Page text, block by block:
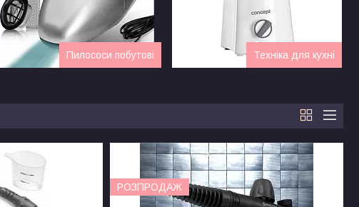
Пилососи побутові Техніка для кухні
РОЗПРОДАЖ